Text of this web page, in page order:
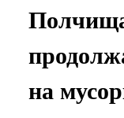
на